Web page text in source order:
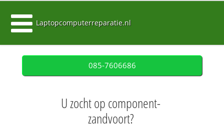
Laptopcomputerreparatie.nl
085-7606686
U zocht op component-
zandvoort?